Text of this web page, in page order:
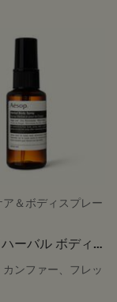
＆ボディスプレー
ーバル ボディ
ンファー、フレッ